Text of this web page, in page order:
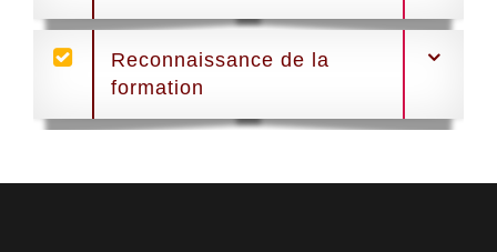
Reconnaissance de la
formation